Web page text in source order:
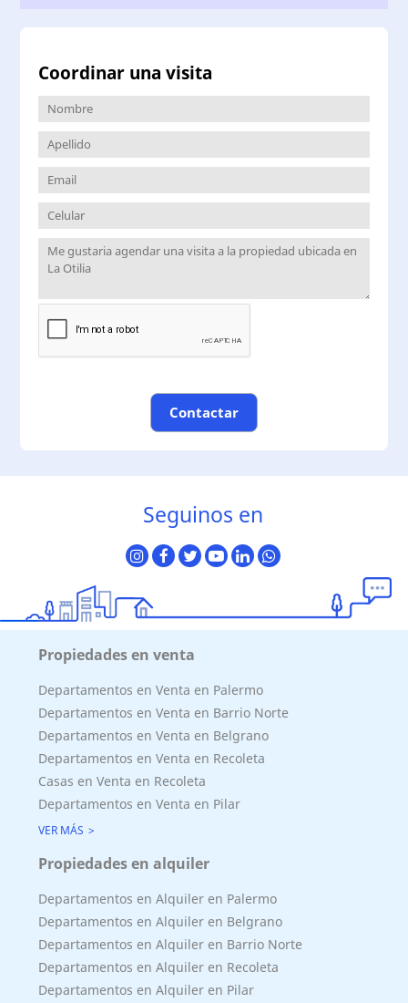
Coordinar una visita
Contactar
Seguinos en
Propiedades en venta
Departamentos en Venta en Palermo
Departamentos en Venta en Barrio Norte
Departamentos en Venta en Belgrano
Departamentos en Venta en Recoleta
Casas en Venta en Recoleta
Departamentos en Venta en Pilar
VER MÁS
Propiedades en alquiler
Departamentos en Alquiler en Palermo
Departamentos en Alquiler en Belgrano
Departamentos en Alquiler en Barrio Norte
Departamentos en Alquiler en Recoleta
Departamentos en Alquiler en Pilar